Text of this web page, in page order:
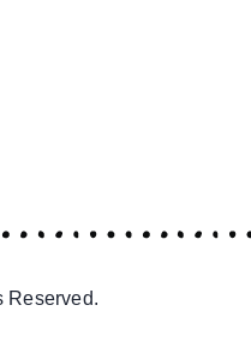
Reserved.